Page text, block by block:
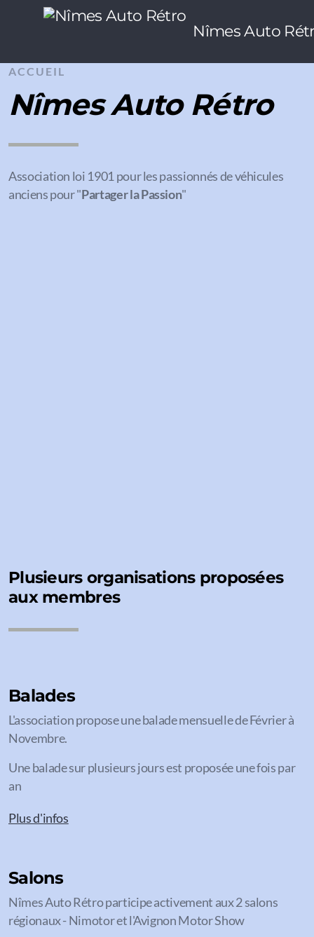
Nîmes Auto
ACCUEIL
Nîmes Auto Rétro
Association loi 1901 pour les passionnés de véhicules
anciens pour "Partager la Passion"
Plusieurs organisations proposées
aux membres
Balades
L'association propose une balade mensuelle de Février à
Novembre.
Une balade sur plusieurs jours est proposée une fois par
an
Plus d'infos
Salons
Nîmes Auto Rétro participe activement aux 2 salons
régionaux - Nimotor et l'Avignon Motor Show